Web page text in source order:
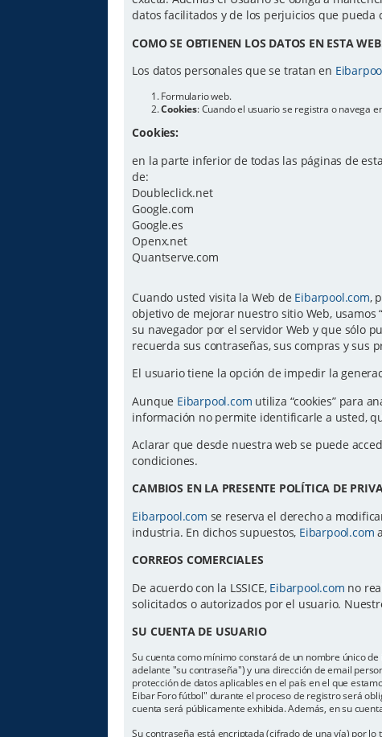
datos facilitados y de los perjuicios que pueda
COMO SE OBTIENEN LOS DATOS EN ESTA
Los datos personales que se tratan en
Formulario web.
Cookies: Cuando el usuario se registra o navega
Cookies:
en la parte inferior de todas las páginas de
de:
Doubleclick.net
Google.com
Google.es
Openx.net
Quantserve.com
Cuando usted visita la Web de Eibarpool.com,
objetivo de mejorar nuestro sitio Web, usamos
su navegador por el servidor Web y que sólo
recuerda sus contraseñas, sus compras y sus
El usuario tiene la opción de impedir la
Aunque Eibarpool.com utiliza “cookies” para
información no permite identificarle a usted,
Aclarar que desde nuestra web se puede
condiciones.
CAMBIOS EN LA PRESENTE POLÍTICA DE
Eibarpool.com se reserva el derecho a
industria. En dichos supuestos, Eibarpool.com
CORREOS COMERCIALES
De acuerdo con la LSSICE, Eibarpool.com no
solicitados o autorizados por el usuario.
SU CUENTA DE USUARIO
Su cuenta como mínimo constará de un nombre único
adelante "su contraseña") y una dirección de email
protección de datos aplicables en el país en el que
Eibar Foro fútbol" durante el proceso de registro será
cuenta será públicamente exhibida. Además, en su
Su contraseña está encriptada (cifrado de una vía) por